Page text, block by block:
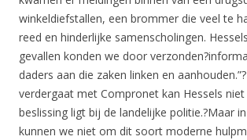
winkeldiefstallen, een brommer die veel te
reed en hinderlijke samenscholingen.
gevallen konden we door
daders aan die zaken linken en
verdergaat met Compronet kan Hessels niet
beslissing ligt bij de landelijke politie.?Maar
kunnen we niet om dit soort moderne